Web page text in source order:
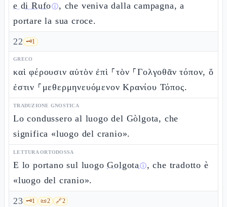
e di Rufoⓘ, che veniva dalla campagna, a
portare la sua croce.
22 🗝️1
GRECO
καὶ φέρουσιν αὐτὸν ἐπὶ ⸀τὸν ⸀Γολγοθᾶν τόπον, ὅ
ἐστιν ⸀μεθερμηνευόμενον Κρανίου Τόπος.
TRADUZIONE GNOSTICA
Lo condussero al luogo del Gòlgota, che
significa «luogo del cranio».
LETTURA ORTODOSSA
E lo portano sul luogoGolgotaⓘ, che tradotto è
«luogo del cranio».
23 🗝️1 📜2 🔗2